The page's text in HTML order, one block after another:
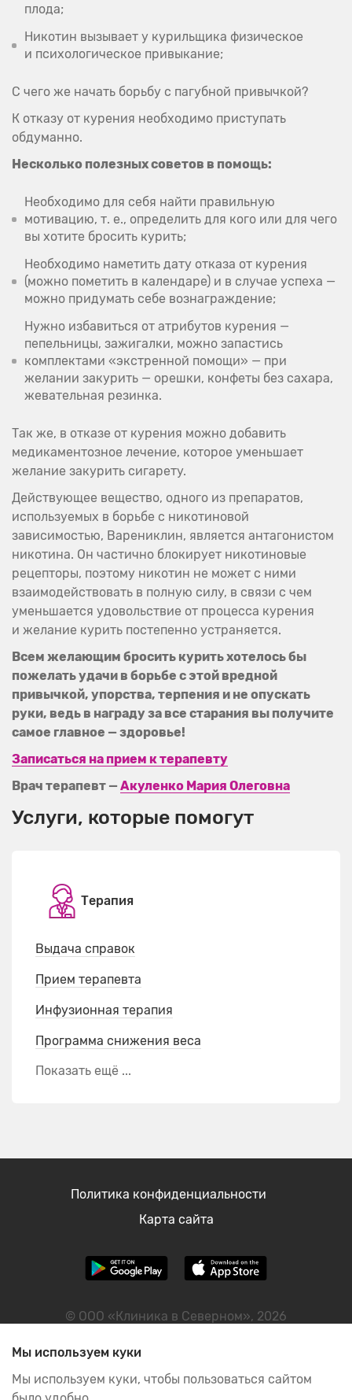
плода;
Никотин вызывает у курильщика физическое
и психологическое привыкание;
С чего же начать борьбу с пагубной привычкой?
К отказу от курения необходимо приступать
обдуманно.
Несколько полезных советов в помощь:
Необходимо для себя найти правильную
мотивацию, т. е., определить для кого или для чего
вы хотите бросить курить;
Необходимо наметить дату отказа от курения
(можно пометить в календаре) и в случае успеха —
можно придумать себе вознаграждение;
Нужно избавиться от атрибутов курения —
пепельницы, зажигалки, можно запастись
комплектами «экстренной помощи» — при
желании закурить — орешки, конфеты без сахара,
жевательная резинка.
Так же, в отказе от курения можно добавить
медикаментозное лечение, которое уменьшает
желание закурить сигарету.
Действующее вещество, одного из препаратов,
используемых в борьбе с никотиновой
зависимостью, Варениклин, является антагонистом
никотина. Он частично блокирует никотиновые
рецепторы, поэтому никотин не может с ними
взаимодействовать в полную силу, в связи с чем
уменьшается удовольствие от процесса курения
и желание курить постепенно устраняется.
Всем желающим бросить курить хотелось бы
пожелать удачи в борьбе с этой вредной
привычкой, упорства, терпения и не опускать
руки, ведь в награду за все старания вы получите
самое главное — здоровье!
Записаться на прием к терапевту
Врач терапевт —Акуленко Мария Олеговна
Услуги, которые помогут
Терапия
Выдача справок
Прием терапевта
Инфузионная терапия
Программа снижения веса
Показать ещё ...
© ООО «Клиника в Северном», 2026
Политика конфиденциальности
Карта сайта
Мы используем куки
Мы используем куки, чтобы пользоваться сайтом